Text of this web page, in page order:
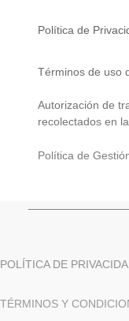
Política de
Términos de uso
Autorización de
recolectados en
Política de
POLÍTICA DE
TÉRMINOS Y